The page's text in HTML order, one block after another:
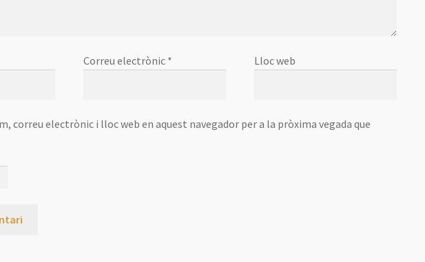
Correu electrònic * Lloc web
correu electrònic i lloc web en aquest navegador per a la pròxima vegada que